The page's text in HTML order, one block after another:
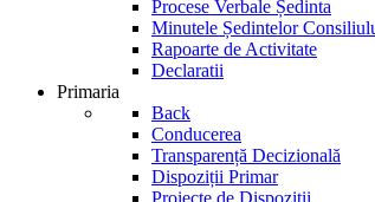
Procese Verbale Ședinta
Minutele Ședintelor
Rapoarte de Activitate
Declaratii
Primaria
Back
Conducerea
Transparență Decizională
Dispoziții Primar